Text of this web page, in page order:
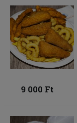
9 000 Ft